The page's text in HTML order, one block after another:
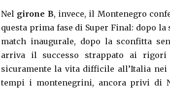
Nel girone B, invece, il Montenegro
questa prima fase di Super Final: dopo
match inaugurale, dopo la sconfitta
arriva il successo strappato ai rigori
sicuramente la vita difficile all’Italia
tempi i montenegrini, ancora privi di